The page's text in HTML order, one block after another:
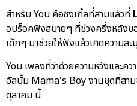
สำหรับ You คือซิงเกิ้ลที่สามแล้วที่
อปร็อคฟังสบายๆ ที่ช่วงครึ่งหลังข
เด็กๆ มาช่วยให้ฟังแล้วเกิดความล
You เพลงที่ว่าด้วยความหวังและค
อัลบั้ม Mama's Boy งานชุดที่สา
ตุลาคม นี้